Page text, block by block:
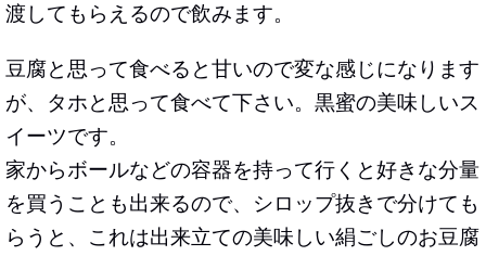
渡してもらえるので飲みます。
豆腐と思って食べると甘いので変な感じになります
が、タホと思って食べて下さい。黒蜜の美味しいス
イーツです。
家からボールなどの容器を持って行くと好きな分量
を買うことも出来るので、シロップ抜きで分けても
らうと、これは出来立ての美味しい絹ごしのお豆腐